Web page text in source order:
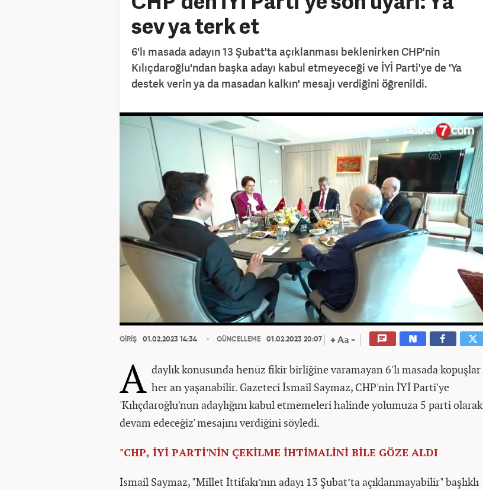
sev ya terk et
6'lı masada adayın 13 Şubat'ta açıklanması beklenirken CHP'nin
Kılıçdaroğlu'ndan başka adayı kabul etmeyeceği ve İYİ Parti'ye de 'Ya
destek verin ya da masadan kalkın' mesajı verdiğini öğrenildi.
GİRİŞ 01.02.2023 14:34 GÜNCELLEME 01.02.2023 20:07
A daylık konusunda henüz fikir birliğine varamayan 6'lı masada kopuşlar
her an yaşanabilir. Gazeteci İsmail Saymaz, CHP'nin İYİ Parti'ye
'Kılıçdaroğlu'nun adaylığını kabul etmemeleri halinde yolumuza 5 parti olarak
devam edeceğiz' mesajını verdiğini söyledi.
"CHP, İYİ PARTİ'NİN ÇEKİLME İHTİMALİNİ BİLE GÖZE ALDI
İsmail Saymaz, "Millet İttifakı’nın adayı 13 Şubat’ta açıklanmayabilir" başlıklı